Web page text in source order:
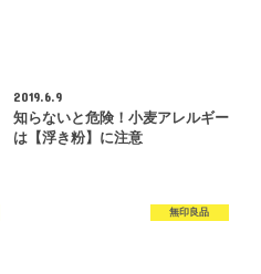
2019.6.9
知らないと危険！小麦アレルギー
は【浮き粉】に注意
無印良品